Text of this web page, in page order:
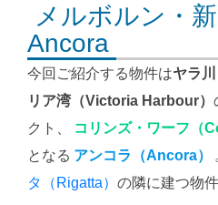
メルボルン・
Ancora
今回ご紹介する物件はヤラ
リア湾（Victoria Harbour）
クト、
コリンズ・ワーフ（
となる アンコラ（Ancora）
タ（Rigatta） の隣に建つ物件